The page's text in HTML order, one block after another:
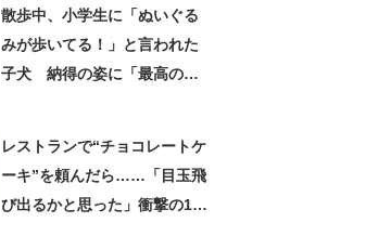
散歩中、小学生に「ぬいぐる
みが歩いてる！」と言われた
子犬 納得の姿に「最高の褒
レストランで“チョコレートケ
ーキ”を頼んだら……「目玉飛
び出るかと思った」衝撃の1皿